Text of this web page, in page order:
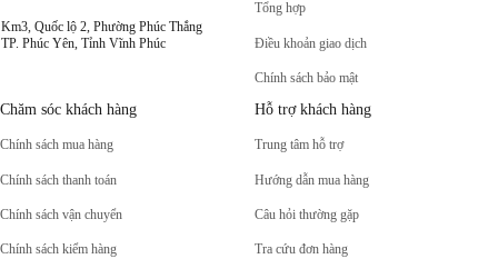
Km3, Quốc lộ 2, Phường Phúc Thắng
TP. Phúc Yên, Tỉnh Vĩnh Phúc
Tổng hợp
Điều khoản giao dịch
Chính sách bảo mật
Chăm sóc khách hàng
Chính sách mua hàng
Chính sách thanh toán
Chính sách vận chuyển
Chính sách kiểm hàng
Hỗ trợ khách hàng
Trung tâm hỗ trợ
Hướng dẫn mua hàng
Câu hỏi thường gặp
Tra cứu đơn hàng